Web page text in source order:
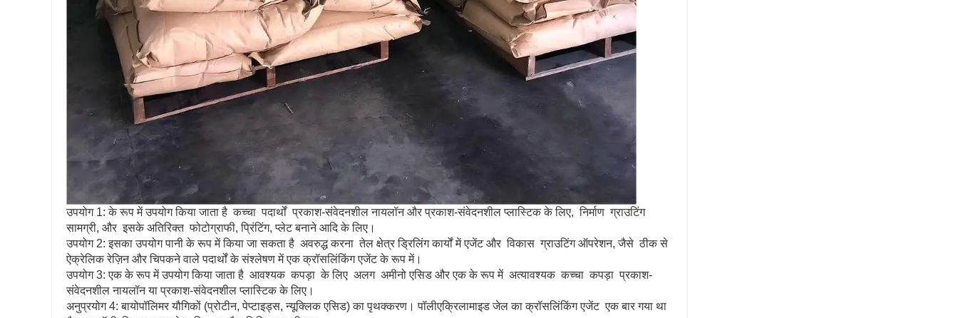
उपयोग 1: के रूप में उपयोग किया जाता है कच्चा पदार्थों प्रकाश-संवेदनशील नायलॉन और प्रकाश-संवेदनशील प्लास्टिक के लिए, निर्माण ग्राउटिंग
सामग्री, और इसके अतिरिक्त फोटोग्राफी, प्रिंटिंग, प्लेट बनाने आदि के लिए।
उपयोग 2: इसका उपयोग पानी के रूप में किया जा सकता है अवरुद्ध करना तेल क्षेत्र ड्रिलिंग कार्यों में एजेंट और विकास ग्राउटिंग ऑपरेशन, जैसे ठीक से
ऐक्रेलिक रेज़िन और चिपकने वाले पदार्थों के संश्लेषण में एक क्रॉसलिंकिंग एजेंट के रूप में।
उपयोग 3: एक के रूप में उपयोग किया जाता है आवश्यक कपड़ा के लिए अलग अमीनो एसिड और एक के रूप में अत्यावश्यक कच्चा कपड़ा प्रकाश-
संवेदनशील नायलॉन या प्रकाश-संवेदनशील प्लास्टिक के लिए।
अनुप्रयोग 4: बायोपॉलिमर यौगिकों (प्रोटीन, पेप्टाइड्स, न्यूक्लिक एसिड) का पृथक्करण। पॉलीएक्रिलामाइड जेल का क्रॉसलिंकिंग एजेंट एक बार गया था